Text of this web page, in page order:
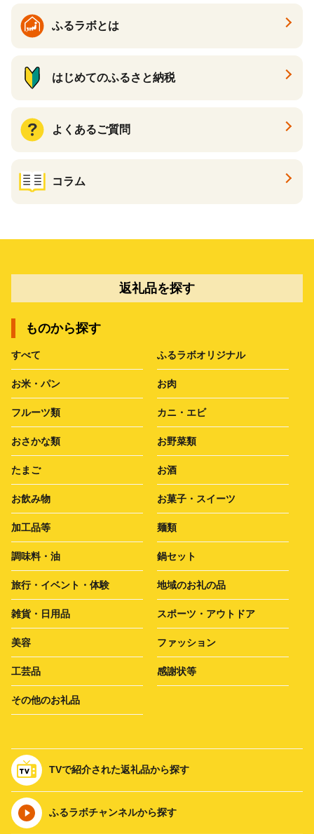
ふるラボとは
はじめてのふるさと納税
よくあるご質問
コラム
返礼品を探す
ものから探す
すべて ふるラボオリジナル
お米・パン お肉
フルーツ類 カニ・エビ
おさかな類 お野菜類
たまご お酒
お飲み物 お菓子・スイーツ
加工品等 麺類
調味料・油 鍋セット
旅行・イベント・体験 地域のお礼の品
雑貨・日用品 スポーツ・アウトドア
美容 ファッション
工芸品 感謝状等
その他のお礼品
TVで紹介された返礼品から探す
ふるラボチャンネルから探す